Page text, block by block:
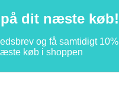
på dit næste køb!
og få samtidigt 10%
køb i shoppen